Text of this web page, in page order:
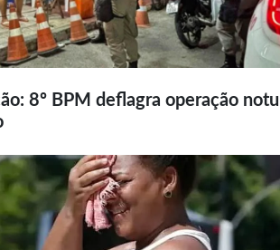
8º BPM deflagra operação